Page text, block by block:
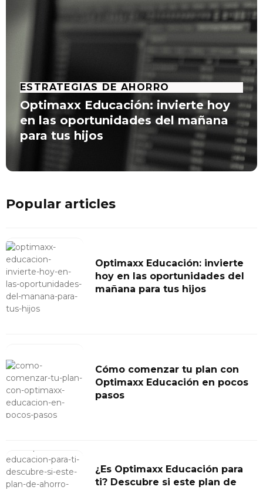
ESTRATEGIAS DE AHORRO
Optimaxx Educación: invierte hoy
en las oportunidades del mañana
para tus hijos
Popular articles
Optimaxx Educación: invierte
hoy en las oportunidades del
mañana para tus hijos
Cómo comenzar tu plan con
Optimaxx Educación en pocos
pasos
¿Es Optimaxx Educación para
ti? Descubre si este plan de